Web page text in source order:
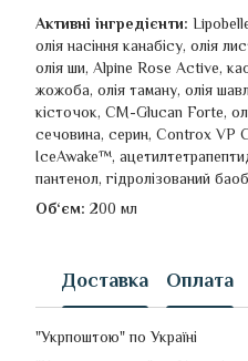
Активні інгредієнти:
олія насіння канабісу, олія
олія ши, Alpine Rose Active,
жожоба, олія таману, олія
кісточок, CM-Glucan Forte,
сечовина, серин, Controx VP
IceAwake™,
пантенол, гідролізований
Об‘єм: 200 мл
Доставка Оплата
"Укрпоштою" по Україні